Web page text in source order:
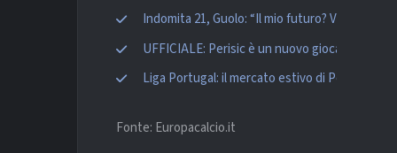
Indomita 21, Guolo: “Il mio futuro? Voglio
UFFICIALE: Perisic è un nuovo giocatore del
Liga Portugal: il mercato estivo di Porto,
Fonte: Europacalcio.it